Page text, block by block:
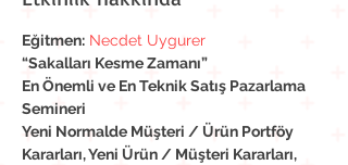
Eğitmen: Necdet Uygurer
“Sakalları Kesme Zamanı”
En Önemli ve En Teknik Satış Pazarlama
Semineri
Yeni Normalde Müşteri / Ürün Portföy
Kararları, Yeni Ürün / Müşteri Kararları,